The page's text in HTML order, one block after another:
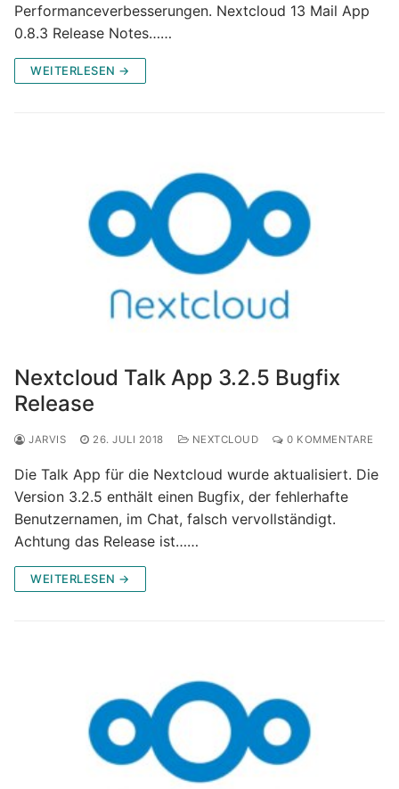
Performanceverbesserungen. Nextcloud 13 Mail App
0.8.3 Release Notes……
WEITERLESEN →
Nextcloud Talk App 3.2.5 Bugfix
Release
JARVIS 26. JULI 2018 NEXTCLOUD 0 KOMMENTARE
Die Talk App für die Nextcloud wurde aktualisiert. Die
Version 3.2.5 enthält einen Bugfix, der fehlerhafte
Benutzernamen, im Chat, falsch vervollständigt.
Achtung das Release ist……
WEITERLESEN →